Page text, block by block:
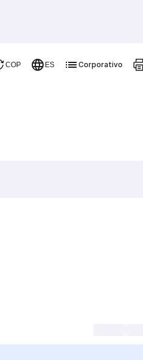
COP ES Corporativo